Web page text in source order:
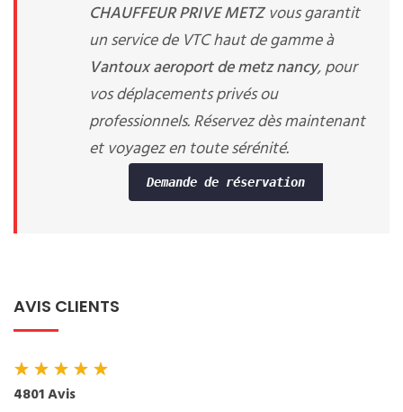
CHAUFFEUR PRIVE METZvous garantit
un service de VTC haut de gamme à
Vantoux aeroport de metz nancy, pour
vos déplacements privés ou
professionnels. Réservez dès maintenant
et voyagez en toute sérénité.
Demande de réservation
AVIS CLIENTS
★★★★★
4801 Avis